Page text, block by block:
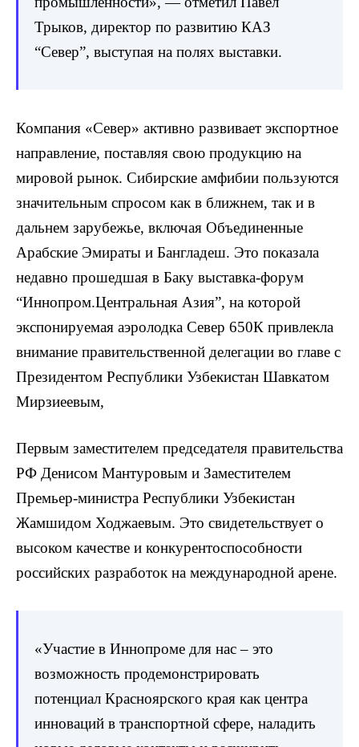
Трыков, директор по развитию КАЗ
“Север”, выступая на полях выставки.
Компания «Север» активно развивает экспортное
направление, поставляя свою продукцию на
мировой рынок. Сибирские амфибии пользуются
значительным спросом как в ближнем, так и в
дальнем зарубежье, включая Объединенные
Арабские Эмираты и Бангладеш. Это показала
недавно прошедшая в Баку выставка-форум
“Иннопром.Центральная Азия”, на которой
экспонируемая аэролодка Север 650К привлекла
внимание правительственной делегации во главе с
Президентом Республики Узбекистан Шавкатом
Мирзиеевым,
Первым заместителем председателя правительства
РФ Денисом Мантуровым и Заместителем
Премьер-министра Республики Узбекистан
Жамшидом Ходжаевым. Это свидетельствует о
высоком качестве и конкурентоспособности
российских разработок на международной арене.
«Участие в Иннопроме для нас – это
возможность продемонстрировать
потенциал Красноярского края как центра
инноваций в транспортной сфере, наладить